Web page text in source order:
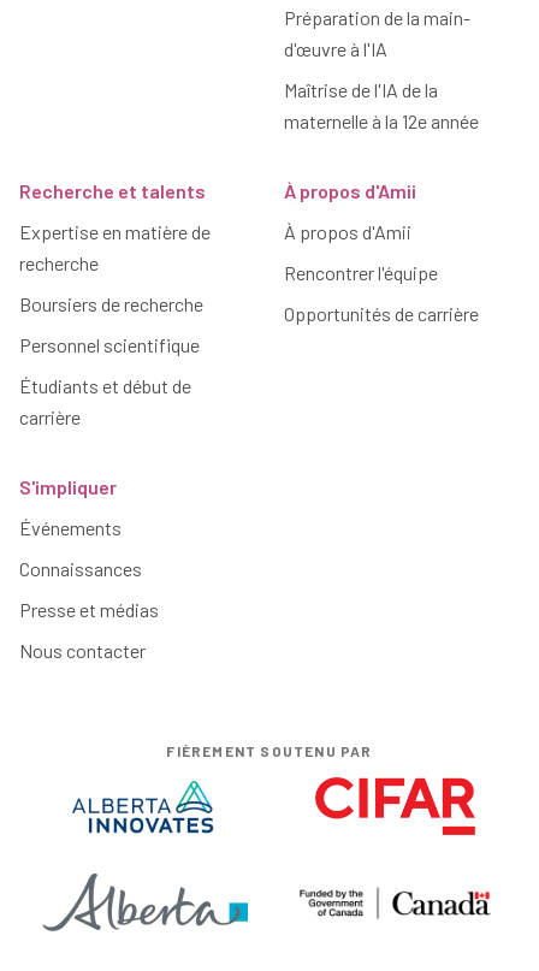
Préparation de la main-
d'œuvre à l'IA
Maîtrise de l'IA de la
maternelle à la 12e année
Recherche et talents
Expertise en matière de
recherche
Boursiers de recherche
Personnel scientifique
Étudiants et début de
carrière
À propos d'Amii
À propos d'Amii
Rencontrer l'équipe
Opportunités de carrière
S'impliquer
Événements
Connaissances
Presse et médias
Nous contacter
FIÈREMENT SOUTENU PAR